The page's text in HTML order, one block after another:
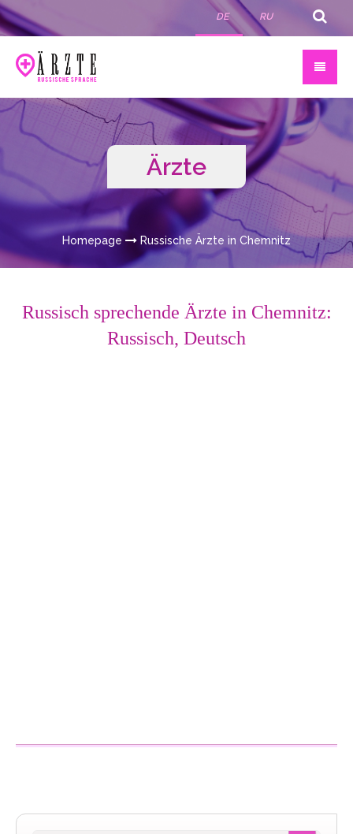
DE RU
Ärzte
Homepage Russische Ärzte in Chemnitz
Russisch sprechende Ärzte in Chemnitz:
Russisch, Deutsch